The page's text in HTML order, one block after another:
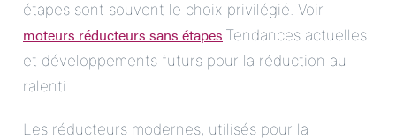
étapes sont souvent le choix privilégié. Voir
moteurs réducteurs sans étapes.Tendances actuelles
et développements futurs pour la réduction au
ralenti
Les réducteurs modernes, utilisés pour la